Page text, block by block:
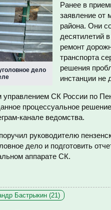
дело
Ранее в
заявление от
района. Они
десятилетий
ремонт
транспорта
решения
инстанции не
СК России по
процессуальное
канале ведомства.
руководителю
дело и подготовить
аппарате СК.
Бастрыкин (21)